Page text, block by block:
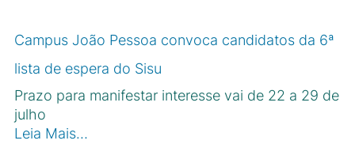
Campus João Pessoa convoca candidatos da 6ª
lista de espera do Sisu
Prazo para manifestar interesse vai de 22 a 29 de
julho
Leia Mais…